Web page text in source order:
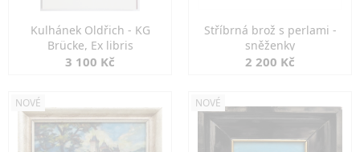
Kulhánek Oldřich - KG
Brücke, Ex libris
3 100 Kč
Stříbrná brož s perlami -
sněženky
2 200 Kč
NOVÉ NOVÉ